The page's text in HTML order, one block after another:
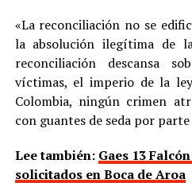
«La reconciliación no se
la absolución ilegítima de
reconciliación descansa
víctimas, el imperio de la
Colombia, ningún crimen
con guantes de seda por
Lee también: Gaes 13
solicitados en Boca de Aroa